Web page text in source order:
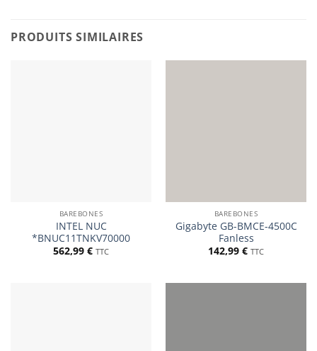
PRODUITS SIMILAIRES
BAREBONES
INTEL NUC
*BNUC11TNKV70000
562,99 € TTC
BAREBONES
Gigabyte GB-BMCE-4500C
Fanless
142,99 € TTC